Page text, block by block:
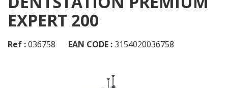
EXPERT 200
Ref :036758 EAN CODE :3154020036758